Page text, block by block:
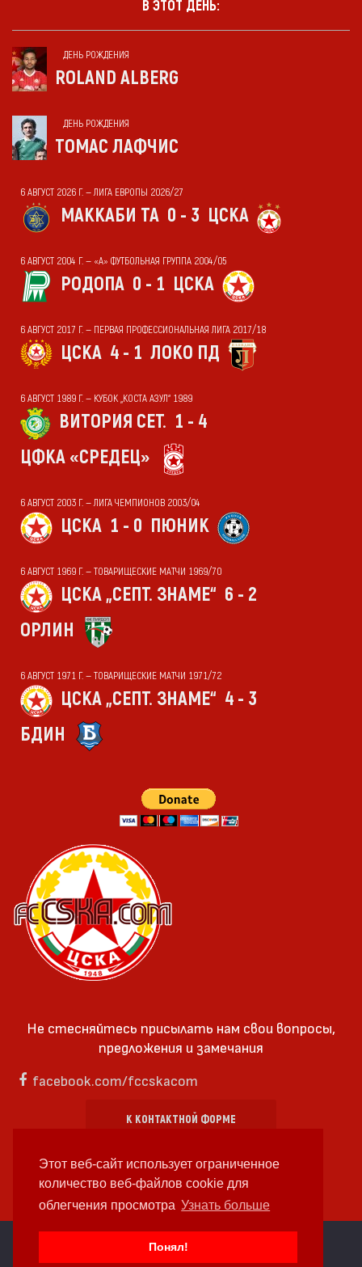
Этот веб-сайт использует ограниченное
количество веб-файлов cookie для
облегчения просмотра Узнать больше
Понял!
В ЭТОТ ДЕНЬ:
ДЕНЬ РОЖДЕНИЯ
ROLAND ALBERG
ДЕНЬ РОЖДЕНИЯ
ТОМАС ЛАФЧИС
6 АВГУСТ 2026 Г. — ЛИГА ЕВРОПЫ 2026/27
МАККАБИ ТА 0 - 3 ЦСКА
6 АВГУСТ 2004 Г. — «А» ФУТБОЛЬНАЯ ГРУППА 2004/05
РОДОПА 0 - 1 ЦСКА
6 АВГУСТ 2017 Г. — ПЕРВАЯ ПРОФЕССИОНАЛЬНАЯ ЛИГА 2017/18
ЦСКА 4 - 1 ЛОКО ПД
6 АВГУСТ 1989 Г. — КУБОК „КОСТА АЗУЛ“ 1989
ВИТОРИЯ СЕТ. 1 - 4
ЦФКА «СРЕДЕЦ»
6 АВГУСТ 2003 Г. — ЛИГА ЧЕМПИОНОВ 2003/04
ЦСКА 1 - 0 ПЮНИК
6 АВГУСТ 1969 Г. — ТОВАРИЩЕСКИЕ МАТЧИ 1969/70
ЦСКА „СЕПТ. ЗНАМЕ“ 6 - 2
ОРЛИН
6 АВГУСТ 1971 Г. — ТОВАРИЩЕСКИЕ МАТЧИ 1971/72
ЦСКА „СЕПТ. ЗНАМЕ“ 4 - 3
БДИН
Не стесняйтесь присылать нам свои вопросы,
предложения и замечания
facebook.com/fccskacom
К КОНТАКТНОЙ ФОРМЕ
cc by-sa 4.0 2018—2026 | Some Rights Reserved